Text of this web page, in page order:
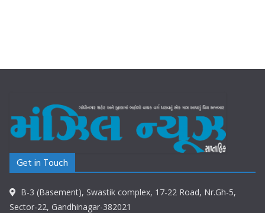
Get in Touch
B-3 (Basement), Swastik complex, 17-22 Road, Nr.Gh-5,
Sector-22, Gandhinagar-382021